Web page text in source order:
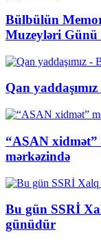
Bülbülün
Muzeyləri
Qan
“ASAN
mərkəzində
Bu gün SSRİ
günüdür